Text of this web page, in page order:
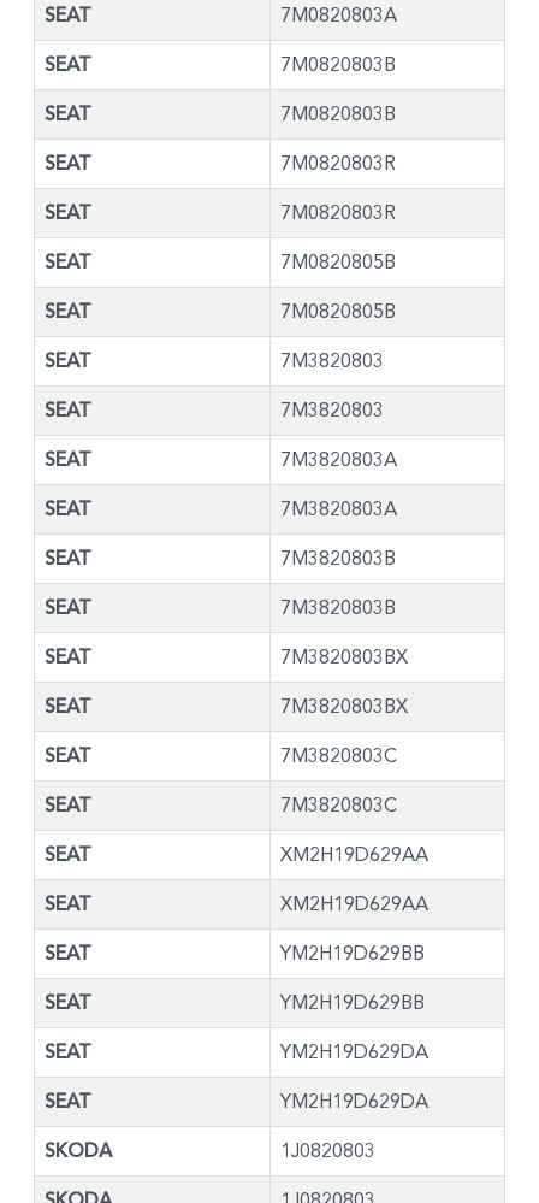
SEAT 7M0820803A
SEAT 7M0820803B
SEAT 7M0820803B
SEAT 7M0820803R
SEAT 7M0820803R
SEAT 7M0820805B
SEAT 7M0820805B
SEAT 7M3820803
SEAT 7M3820803
SEAT 7M3820803A
SEAT 7M3820803A
SEAT 7M3820803B
SEAT 7M3820803B
SEAT 7M3820803BX
SEAT 7M3820803BX
SEAT 7M3820803C
SEAT 7M3820803C
SEAT XM2H19D629AA
SEAT XM2H19D629AA
SEAT YM2H19D629BB
SEAT YM2H19D629BB
SEAT YM2H19D629DA
SEAT YM2H19D629DA
SKODA 1J0820803